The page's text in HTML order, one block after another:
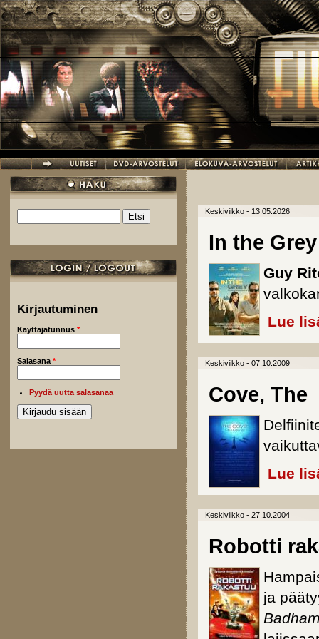
Hyppää pääsisältöön
Hakulomake
Kirjautuminen
Käyttäjätunnus *
Salasana *
Pyydä uutta salasanaa
Keskiviikko - 13.05.2026
In the
Guy
Lue
Keskiviikko - 07.10.2009
Cove, The
Lue
Keskiviikko - 27.10.2004
Robotti
ja